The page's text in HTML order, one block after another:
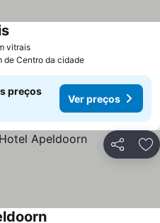
vitrais
de Centro da cidade
preços
Ver preços
Partilhar